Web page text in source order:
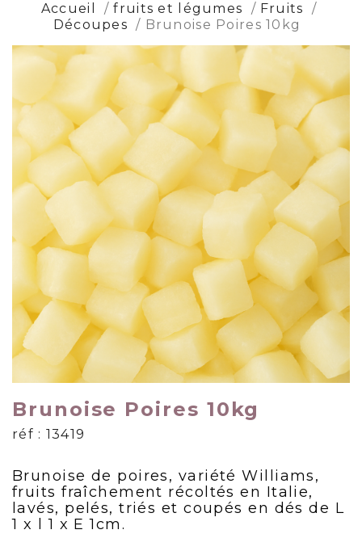
Accueil fruits et légumes
Fruits
Découpes
Brunoise Poires 10kg
Brunoise Poires 10kg
réf : 13419
Brunoise de poires, variété Williams,
fruits fraîchement récoltés en Italie,
lavés, pelés, triés et coupés en dés de L
1 x l 1 x E 1cm.